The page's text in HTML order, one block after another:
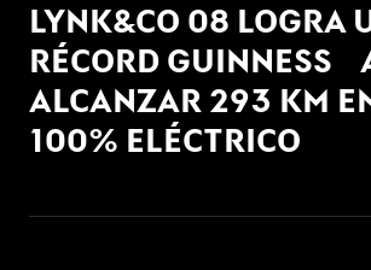
LYNK&CO 08 LOGRA
RÉCORD GUINNESS
ALCANZAR 293 KM
100% ELÉCTRICO